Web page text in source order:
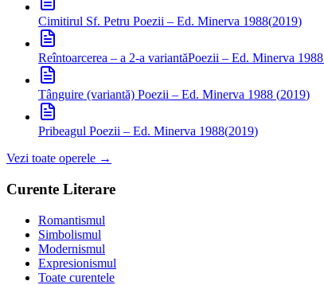
Cimitirul Sf. Petru Poezii – Ed. Minerva 1988(2019)
Reîntoarcerea – a 2-a variantăPoezii – Ed. Minerva 1988
Tânguire (variantă) Poezii – Ed. Minerva 1988 (2019)
Pribeagul Poezii – Ed. Minerva 1988(2019)
Vezi toate operele →
Curente Literare
Romantismul
Simbolismul
Modernismul
Expresionismul
Toate curentele